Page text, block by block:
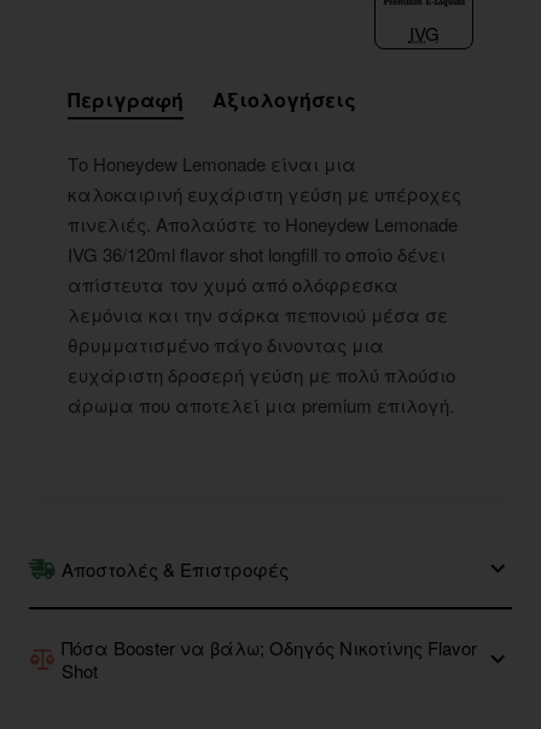
IVG
Περιγραφή Αξιολογήσεις
Το Honeydew Lemonade είναι μια
καλοκαιρινή ευχάριστη γεύση με υπέροχες
πινελιές. Απολαύστε το Honeydew Lemonade
IVG 36/120ml flavor shot longfill το οποίο δένει
απίστευτα τον χυμό από ολόφρεσκα
λεμόνια και την σάρκα πεπονιού μέσα σε
θρυμματισμένο πάγο δινοντας μια
ευχάριστη δροσερή γεύση με πολύ πλούσιο
άρωμα που αποτελεί μια premium επιλογή.
Αποστολές & Επιστροφές
Πόσα Booster να βάλω; Οδηγός Νικοτίνης Flavor
Shot